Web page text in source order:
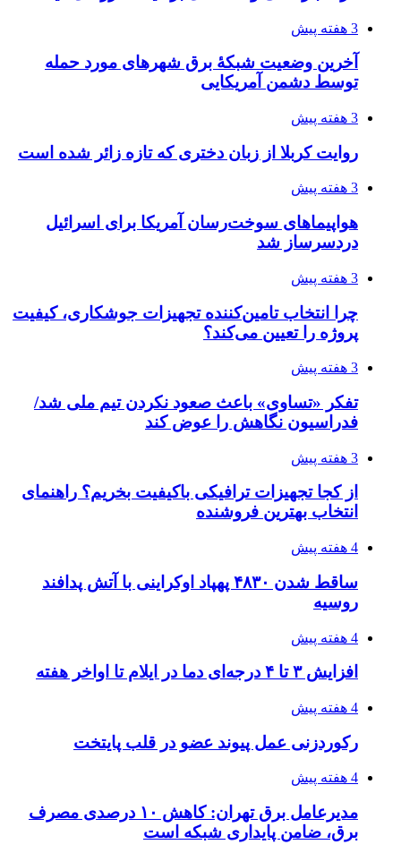
3 هفته پیش
آخرین وضعیت شبکۀ برق شهرهای مورد حمله
توسط دشمن آمریکایی
3 هفته پیش
روایت کربلا از زبان دختری که تازه زائر شده است
3 هفته پیش
هواپیماهای سوخت‌رسان آمریکا برای اسرائیل
دردسرساز شد
3 هفته پیش
چرا انتخاب تامین‌کننده تجهیزات جوشکاری، کیفیت
پروژه را تعیین می‌کند؟
3 هفته پیش
تفکر «تساوی» باعث صعود نکردن تیم ملی شد/
فدراسیون نگاهش را عوض کند
3 هفته پیش
از کجا تجهیزات ترافیکی باکیفیت بخریم؟ راهنمای
انتخاب بهترین فروشنده
4 هفته پیش
ساقط شدن ۴۸۳۰ پهپاد اوکراینی با آتش پدافند
روسیه
4 هفته پیش
افزایش ۳ تا ۴ درجه‌ای دما در ایلام تا اواخر هفته
4 هفته پیش
رکوردزنی عمل پیوند عضو در قلب پایتخت
4 هفته پیش
مدیرعامل برق تهران: کاهش ۱۰ درصدی مصرف
برق، ضامن پایداری شبکه است